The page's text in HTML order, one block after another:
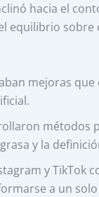
hacia el
equilibrio sobre
mejoras
métodos
y la
y TikTok
a un